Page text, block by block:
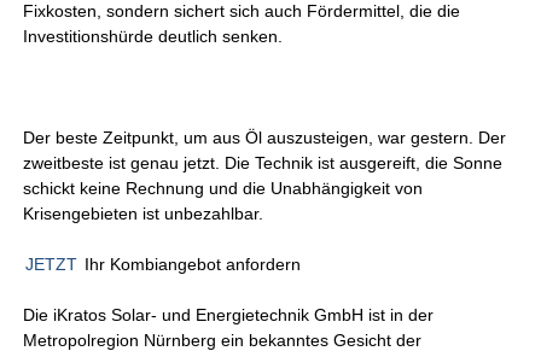
Fixkosten, sondern sichert sich auch Fördermittel, die die
Investitionshürde deutlich senken.
Der beste Zeitpunkt, um aus Öl auszusteigen, war gestern. Der
zweitbeste ist genau jetzt. Die Technik ist ausgereift, die Sonne
schickt keine Rechnung und die Unabhängigkeit von
Krisengebieten ist unbezahlbar.
JETZT Ihr Kombiangebot anfordern
Die iKratos Solar- und Energietechnik GmbH ist in der
Metropolregion Nürnberg ein bekanntes Gesicht der